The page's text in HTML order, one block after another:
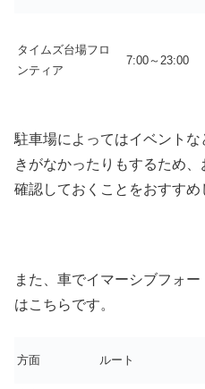
タイムズ台場フロ
ンティア
7:00～23:00
駐車場によってはイベント
きがなかったりもするため
確認しておくことをおすすめ
また、車でイマーシブフォ
はこちらです。
方面 ルート